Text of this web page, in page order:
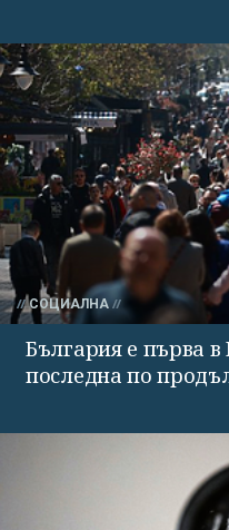
СОЦИАЛНА
България е първа
последна по